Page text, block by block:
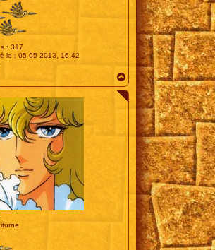
: 317
le : 05 05 2013, 16:42
a
u